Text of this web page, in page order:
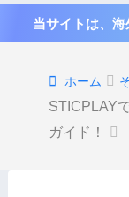
当サイトは、
ホーム
STICPLAY
ガイド！